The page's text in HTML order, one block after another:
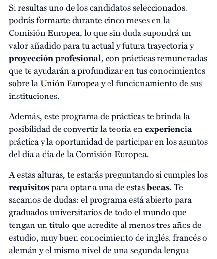
Si resultas uno de los candidatos seleccionados,
podrás formarte durante cinco meses en la
Comisión Europea, lo que sin duda supondrá un
valor añadido para tu actual y futura trayectoria y
proyección profesional, con prácticas remuneradas
que te ayudarán a profundizar en tus conocimientos
sobre laUnión Europeay el funcionamiento de sus
instituciones.
Además, este programa de prácticas te brinda la
posibilidad de convertir la teoría enexperiencia
práctica y la oportunidad de participar en los asuntos
del día a día de la Comisión Europea.
A estas alturas, te estarás preguntando si cumples los
requisitospara optar a una de estasbecas. Te
sacamos de dudas: el programa está abierto para
graduados universitarios de todo el mundo que
tengan un título que acredite al menos tres años de
estudio, muy buen conocimiento de inglés, francés o
alemán y el mismo nivel de una segunda lengua